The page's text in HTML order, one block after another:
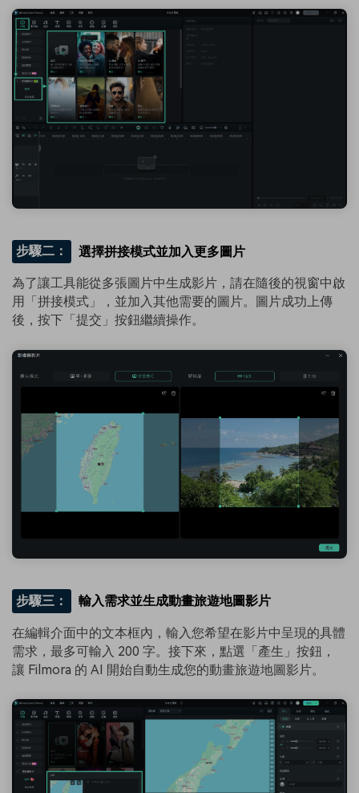
步驟二： 選擇拼接模式並加入更多圖片
為了讓工具能從多張圖片中生成影片，請在隨後的視窗中啟
用「拼接模式」，並加入其他需要的圖片。圖片成功上傳
後，按下「提交」按鈕繼續操作。
步驟三： 輸入需求並生成動畫旅遊地圖影片
在編輯介面中的文本框內，輸入您希望在影片中呈現的具體
需求，最多可輸入 200 字。接下來，點選「產生」按鈕，
讓 Filmora 的 AI 開始自動生成您的動畫旅遊地圖影片。